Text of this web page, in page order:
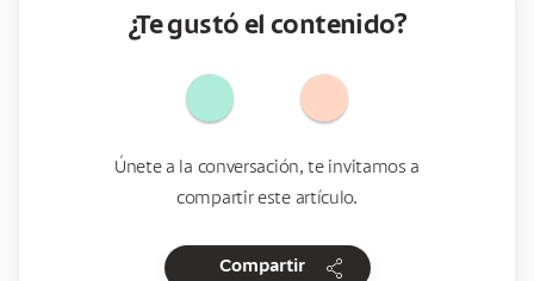
¿Te gustó el contenido?
Únete a la conversación, te invitamos a
compartir este artículo.
Compartir share